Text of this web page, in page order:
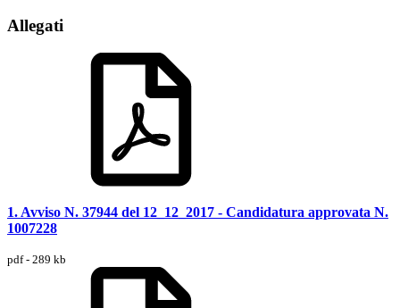
Allegati
1. Avviso N. 37944 del 12_12_2017 - Candidatura approvata N.
1007228
pdf - 289 kb